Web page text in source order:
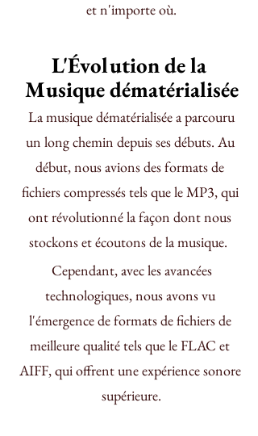
et n'importe où.
L'Évolution de la
Musique dématérialisée
un long chemin depuis ses débuts. Au
début, nous avions des formats de
fichiers compressés tels que le MP3, qui
ont révolutionné la façon dont nous
stockons et écoutons de la musique.
technologiques, nous avons vu
l'émergence de formats de fichiers de
meilleure qualité tels que le FLAC et
AIFF, qui offrent une expérience sonore
supérieure.